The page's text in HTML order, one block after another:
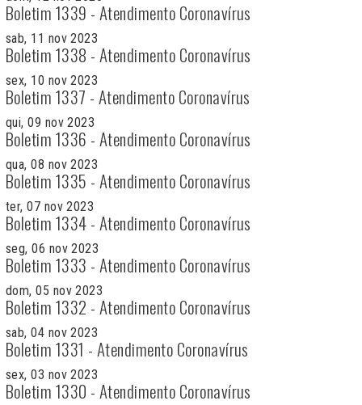
Boletim 1339 - Atendimento Coronavírus
sab, 11 nov 2023
Boletim 1338 - Atendimento Coronavírus
sex, 10 nov 2023
Boletim 1337 - Atendimento Coronavírus
qui, 09 nov 2023
Boletim 1336 - Atendimento Coronavírus
qua, 08 nov 2023
Boletim 1335 - Atendimento Coronavírus
ter, 07 nov 2023
Boletim 1334 - Atendimento Coronavírus
seg, 06 nov 2023
Boletim 1333 - Atendimento Coronavírus
dom, 05 nov 2023
Boletim 1332 - Atendimento Coronavírus
sab, 04 nov 2023
Boletim 1331 - Atendimento Coronavírus
sex, 03 nov 2023
Boletim 1330 - Atendimento Coronavírus